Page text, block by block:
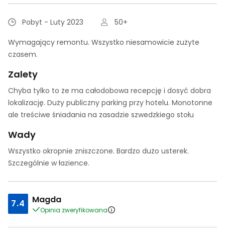
Pobyt - Luty 2023
50+
Wymagający remontu. Wszystko niesamowicie zużyte
czasem.
Zalety
Chyba tylko to że ma całodobowa recepcję i dosyć dobra
lokalizację. Duży publiczny parking przy hotelu. Monotonne
ale treściwe śniadania na zasadzie szwedzkiego stołu
Wady
Wszystko okropnie zniszczone. Bardzo dużo usterek.
Szczególnie w łazience.
7.4 Magda
Opinia zweryfikowana